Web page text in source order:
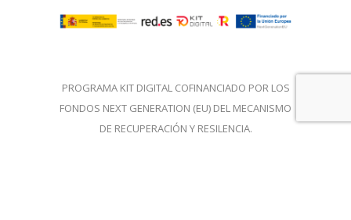
PROGRAMA KIT DIGITAL COFINANCIADO POR LOS
FONDOS NEXT GENERATION (EU) DEL MECANISMO
DE RECUPERACIÓN Y RESILENCIA.